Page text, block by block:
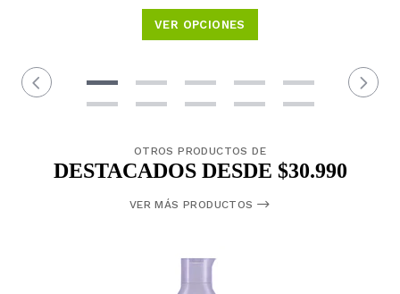
VER OPCIONES
OTROS PRODUCTOS DE
DESTACADOS DESDE $30.990
VER MÁS PRODUCTOS